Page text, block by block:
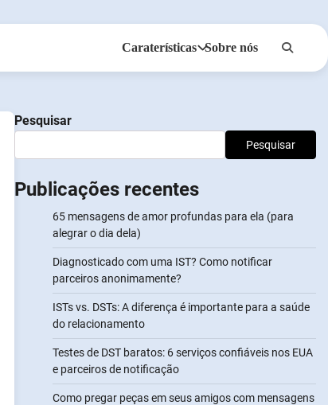
Caraterísticas Sobre nós
Pesquisar
Pesquisar
Publicações recentes
65 mensagens de amor profundas para ela (para
alegrar o dia dela)
Diagnosticado com uma IST? Como notificar
parceiros anonimamente?
ISTs vs. DSTs: A diferença é importante para a saúde
do relacionamento
Testes de DST baratos: 6 serviços confiáveis nos EUA
e parceiros de notificação
Como pregar peças em seus amigos com mensagens